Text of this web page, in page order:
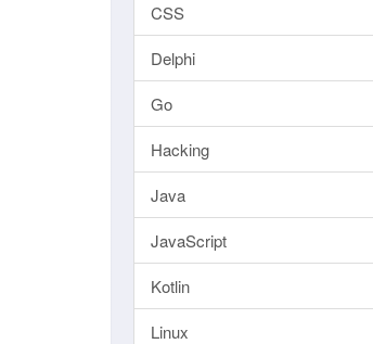
CSS
Delphi
Go
Hacking
Java
JavaScript
Kotlin
Linux